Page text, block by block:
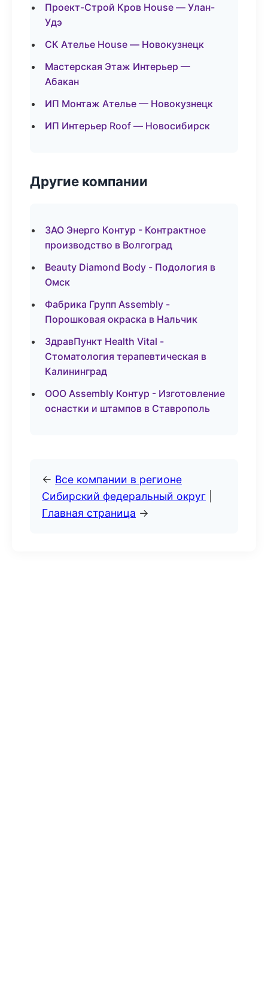
Проект-Строй Кров House — Улан-
Удэ
СК Ателье House — Новокузнецк
Мастерская Этаж Интерьер —
Абакан
ИП Монтаж Ателье — Новокузнецк
ИП Интерьер Roof — Новосибирск
Другие компании
ЗАО Энерго Контур - Контрактное
производство в Волгоград
Beauty Diamond Body - Подология в
Омск
Фабрика Групп Assembly -
Порошковая окраска в Нальчик
ЗдравПункт Health Vital -
Стоматология терапевтическая в
Калининград
ООО Assembly Контур - Изготовление
оснастки и штампов в Ставрополь
← Все компании в регионе
Сибирский федеральный округ
Главная страница →